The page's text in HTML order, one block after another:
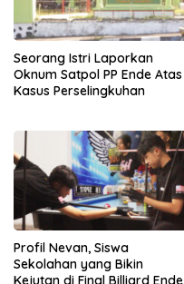
Seorang Istri Laporkan
Oknum Satpol PP Ende Atas
Kasus Perselingkuhan
Profil Nevan, Siswa
Sekolahan yang Bikin